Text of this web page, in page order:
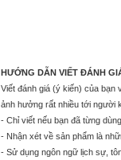
HƯỚNG DẪN VIẾT ĐÁNH
Viết đánh giá (ý kiến) của bạn
ảnh hưởng rất nhiều tới người
- Chỉ viết nếu bạn đã từng
- Nhận xét về sản phẩm là
- Sử dụng ngôn ngữ lịch sự,